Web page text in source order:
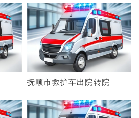
抚顺市救护车出院转院